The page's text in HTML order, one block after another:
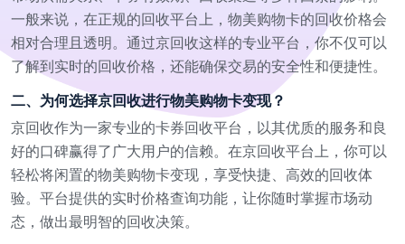
一般来说，在正规的回收平台上，物美购物卡的回收价格会
相对合理且透明。通过京回收这样的专业平台，你不仅可以
了解到实时的回收价格，还能确保交易的安全性和便捷性。
二、为何选择京回收进行物美购物卡变现？
京回收作为一家专业的卡券回收平台，以其优质的服务和良
好的口碑赢得了广大用户的信赖。在京回收平台上，你可以
轻松将闲置的物美购物卡变现，享受快捷、高效的回收体
验。平台提供的实时价格查询功能，让你随时掌握市场动
态，做出最明智的回收决策。